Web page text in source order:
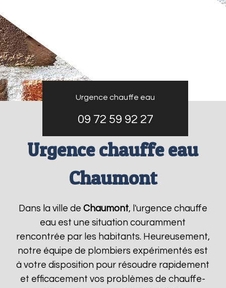
Urgence chauffe eau
09 72 59 92 27
Urgence chauffe eau
Chaumont
Dans la ville de Chaumont, l'urgence chauffe
eau est une situation couramment
rencontrée par les habitants. Heureusement,
notre équipe de plombiers expérimentés est
à votre disposition pour résoudre rapidement
et efficacement vos problèmes de chauffe-